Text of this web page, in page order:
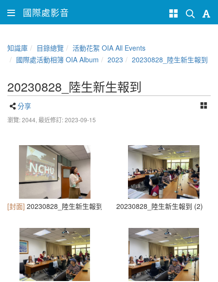
國際處影音
知識庫 目錄總覽
活動花絮 OIA All Events
國際處活動相簿 OIA Album
2023 20230828_陸生新生報到
20230828_陸生新生報到
分享
瀏覽: 2044, 最近修訂: 2023-09-15
[封面] 20230828_陸生新生報到 (1) 20230828_陸生新生報到 (2)